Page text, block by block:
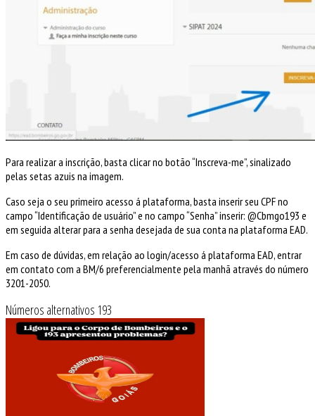
Para realizar a inscrição, basta clicar no botão “Inscreva-me”, sinalizado
pelas setas azuis na imagem.
Caso seja o seu primeiro acesso á plataforma, basta inserir seu CPF no
campo “Identificação de usuário” e no campo “Senha” inserir: @Cbmgo193 e
em seguida alterar para a senha desejada de sua conta na plataforma EAD.
Em caso de dúvidas, em relação ao login/acesso á plataforma EAD, entrar
em contato com a BM/6 preferencialmente pela manhã através do número
3201-2050.
Números alternativos 193